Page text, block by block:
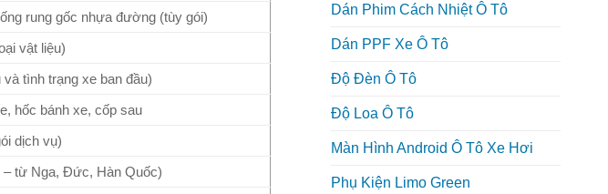
rung gốc nhựa đường (tùy gói)
vật liệu)
tình trạng xe ban đầu)
hốc bánh xe, cốp sau
dịch vụ)
– từ Nga, Đức, Hàn Quốc)
Dán Phim Cách Nhiệt Ô Tô
Dán PPF Xe Ô Tô
Độ Đèn Ô Tô
Độ Loa Ô Tô
Màn Hình Android Ô Tô Xe Hơi
Phụ Kiện Limo Green